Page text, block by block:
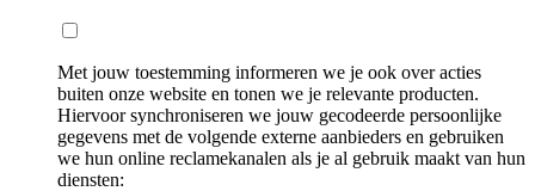
Met jouw toestemming informeren we je ook over acties
buiten onze website en tonen we je relevante producten.
Hiervoor synchroniseren we jouw gecodeerde persoonlijke
gegevens met de volgende externe aanbieders en gebruiken
we hun online reclamekanalen als je al gebruik maakt van hun
diensten: